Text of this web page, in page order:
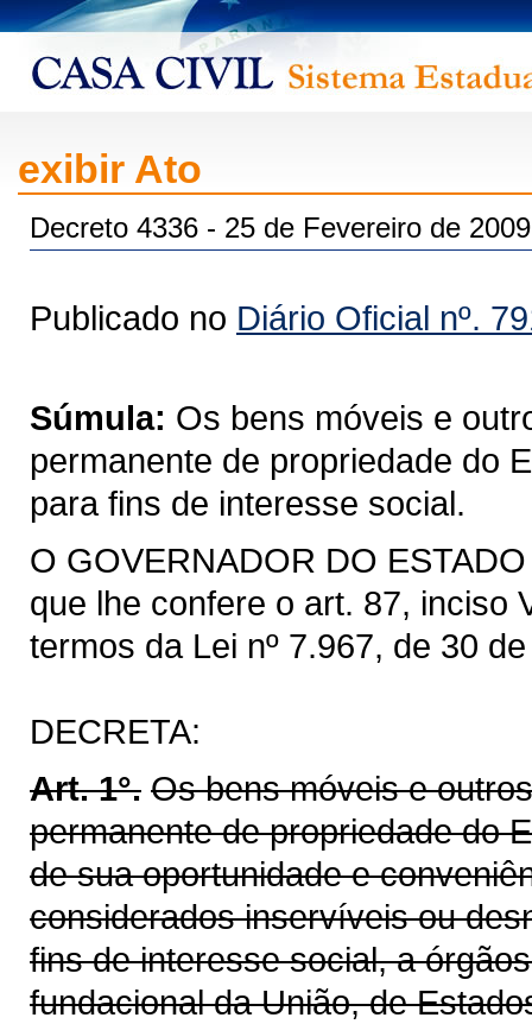
exibir Ato
Decreto 4336 - 25 de Fevereiro de 2009
Publicado no Diário Oficial nº.
Súmula: Os bens móveis e
permanente de propriedade do
para fins de interesse social.
O GOVERNADOR DO
que lhe confere o art. 87, inciso
termos da Lei nº 7.967, de 30
DECRETA:
Art. 1°. Os bens móveis e
permanente de propriedade do
de sua oportunidade e
considerados inservíveis ou
fins de interesse social, a
fundacional da União, de